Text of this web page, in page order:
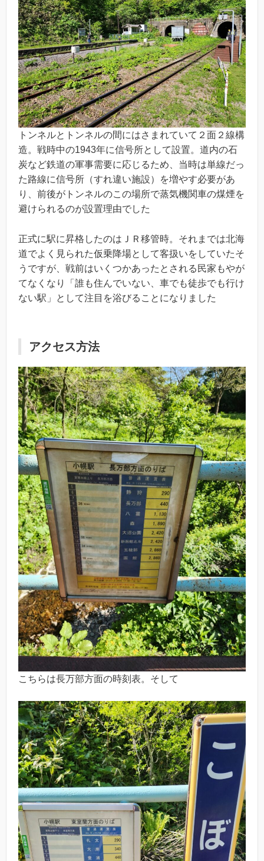
トンネルとトンネルの間にはさまれていて２面２線構
造。戦時中の1943年に信号所として設置。道内の石
炭など鉄道の軍事需要に応じるため、当時は単線だっ
た路線に信号所（すれ違い施設）を増やす必要があ
り、前後がトンネルのこの場所で蒸気機関車の煤煙を
避けられるのが設置理由でした
正式に駅に昇格したのはＪＲ移管時。それまでは北海
道でよく見られた仮乗降場として客扱いをしていたそ
うですが、戦前はいくつかあったとされる民家もやが
てなくなり「誰も住んでいない、車でも徒歩でも行け
ない駅」として注目を浴びることになりました
アクセス方法
こちらは長万部方面の時刻表。そして